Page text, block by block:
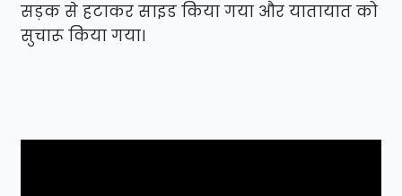
सड़क से हटाकर साइड किया गया और यातायात को
सुचारू किया गया।